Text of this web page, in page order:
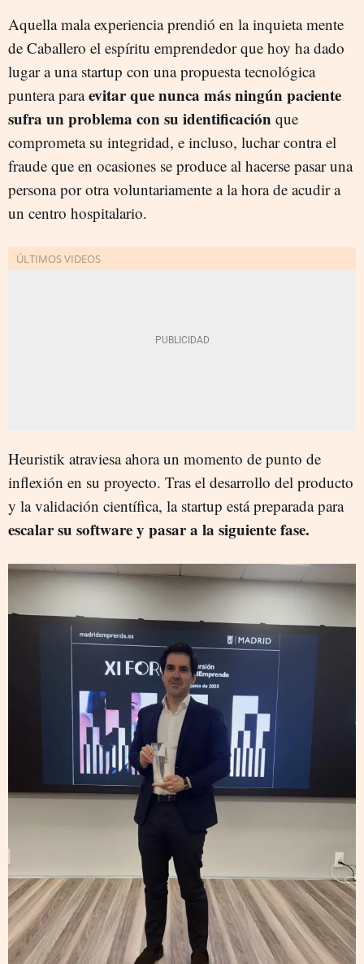
Aquella mala experiencia prendió en la inquieta mente
de Caballero el espíritu emprendedor que hoy ha dado
lugar a una startup con una propuesta tecnológica
puntera paraevitar que nunca más ningún paciente
sufra un problema con su identificación que
comprometa su integridad, e incluso, luchar contra el
fraude que en ocasiones se produce al hacerse pasar una
persona por otra voluntariamente a la hora de acudir a
un centro hospitalario.
Heuristik atraviesa ahora un momento de punto de
inflexión en su proyecto. Tras el desarrollo del producto
y la validación científica, la startup está preparada para
escalar su software y pasar a la siguiente fase.